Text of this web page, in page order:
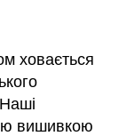
ховається
вишивкою